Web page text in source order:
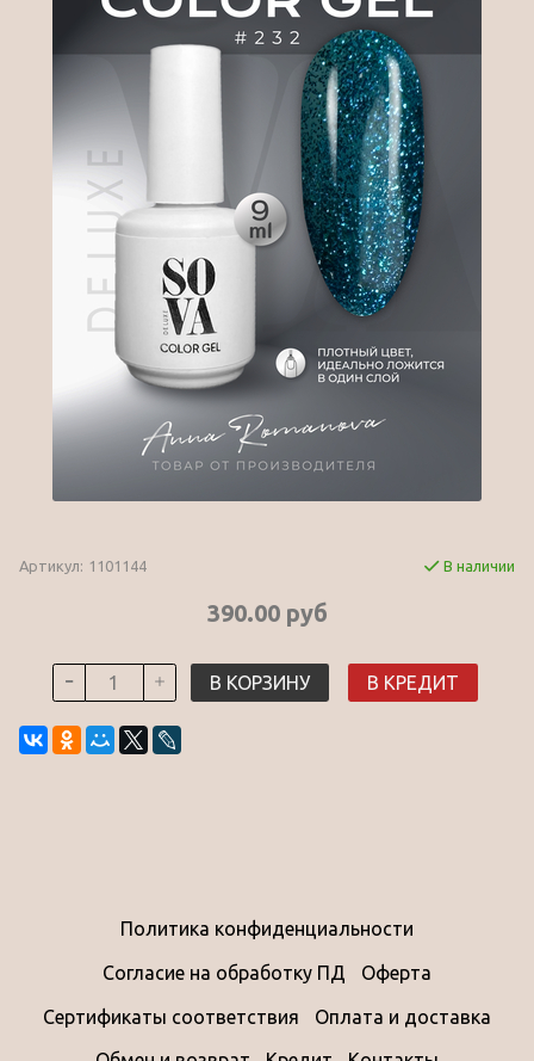
Артикул: 1101144 В наличии
390.00 руб
В КОРЗИНУ В КРЕДИТ
Политика конфиденциальности
Согласие на обработку ПД Оферта
Сертификаты соответствия Оплата и доставка